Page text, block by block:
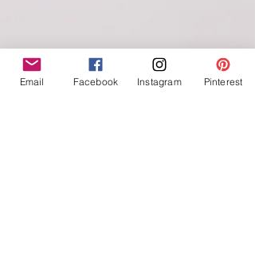
Email Facebook Instagram Pinterest